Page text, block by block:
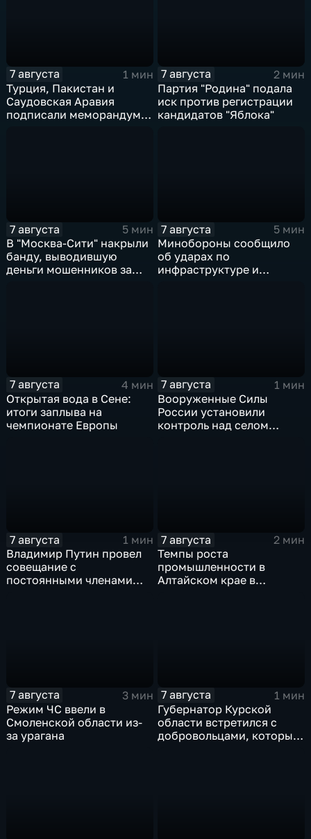
7 августа
1 мин
Турция, Пакистан и
Саудовская Аравия
подписали меморандум о
7 августа
2 мин
Партия "Родина" подала
иск против регистрации
кандидатов "Яблока"
7 августа
5 мин
В "Москва‑Сити" накрыли
банду, выводившую
деньги мошенников за
7 августа
5 мин
Минобороны сообщило
об ударах по
инфраструктуре и
7 августа
4 мин
Открытая вода в Сене:
итоги заплыва на
чемпионате Европы
7 августа
1 мин
Вооруженные Силы
России установили
контроль над селом
7 августа
1 мин
Владимир Путин провел
совещание с
постоянными членами
7 августа
2 мин
Темпы роста
промышленности в
Алтайском крае в
7 августа
3 мин
Режим ЧС ввели в
Смоленской области из-
за урагана
7 августа
1 мин
Губернатор Курской
области встретился с
добровольцами, которые